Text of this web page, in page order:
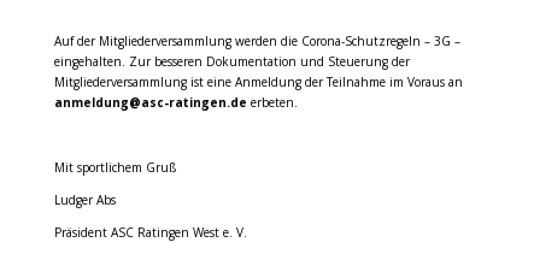
Auf der Mitgliederversammlung werden die Corona-Schutzregeln – 3G –
eingehalten. Zur besseren Dokumentation und Steuerung der
Mitgliederversammlung ist eine Anmeldung der Teilnahme im Voraus an
anmeldung@asc-ratingen.de erbeten.
Mit sportlichem Gruß
Ludger Abs
Präsident ASC Ratingen West e. V.